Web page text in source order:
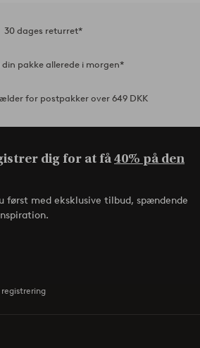
30 dages returret*
din pakke allerede i morgen*
for postpakker over 649 DKK
dig for at få40% på den
først med eksklusive tilbud, spændende